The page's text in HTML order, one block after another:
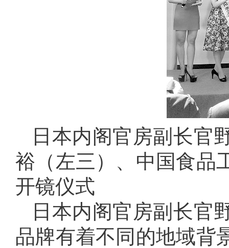
日本内阁官房副长官
裕（左三）、中国食品
开镜仪式
日本内阁官房副长官
品牌有着不同的地域背